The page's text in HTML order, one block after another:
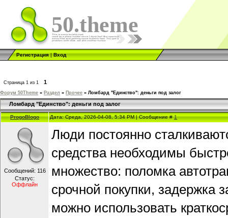
50.theme
Регистрация|Вход
Страница 1 из 1 1
Форум 50Theme » Раздел » Прочее » Ломбард "Единство": деньги под залог
Ломбард "Единство": деньги под залог
ProgoBlogo Дата: Среда, 2026-04-08, 5:34 PM | Сообщение #1
Сообщений: 116
Статус:
Оффлайн
Люди постоянно
средства необходимы
множество: поломка
срочной покупки, задержка
можно использовать